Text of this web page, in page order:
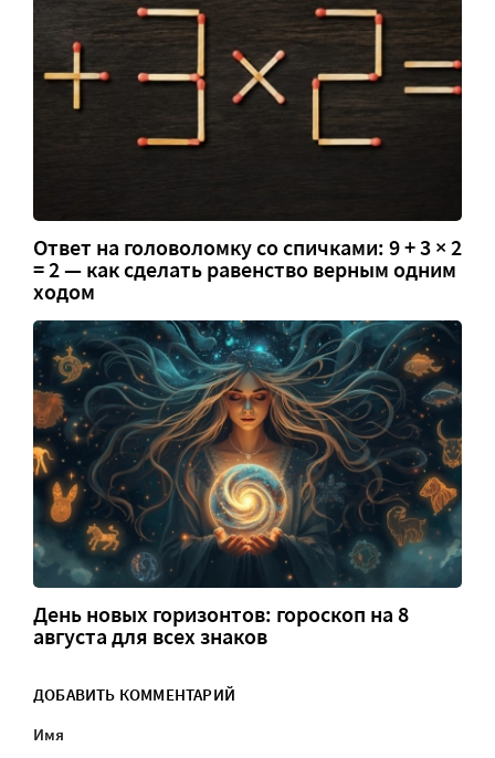
Ответ на головоломку со спичками: 9 + 3 × 2
= 2 — как сделать равенство верным одним
ходом
День новых горизонтов: гороскоп на 8
августа для всех знаков
ДОБАВИТЬ КОММЕНТАРИЙ
Имя